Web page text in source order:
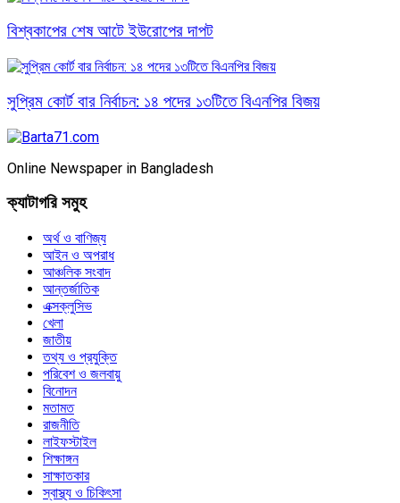
বিশ্বকাপের শেষ আটে ইউরোপের দাপট
সুপ্রিম কোর্ট বার নির্বাচন: ১৪ পদের ১৩টিতে বিএনপির বিজয়
Online Newspaper in Bangladesh
ক্যাটাগরি সমুহ
অর্থ ও বাণিজ্য
আইন ও অপরাধ
আঞ্চলিক সংবাদ
আন্তর্জাতিক
এক্সক্লুসিভ
খেলা
জাতীয়
তথ্য ও প্রযুক্তি
পরিবেশ ও জলবায়ু
বিনোদন
মতামত
রাজনীতি
লাইফস্টাইল
শিক্ষাঙ্গন
সাক্ষাতকার
স্বাস্থ্য ও চিকিৎসা